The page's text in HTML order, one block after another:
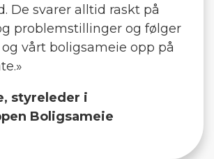
De svarer alltid raskt på
problemstillinger og følger
og vårt boligsameie opp på
styreleder i
Boligsameie